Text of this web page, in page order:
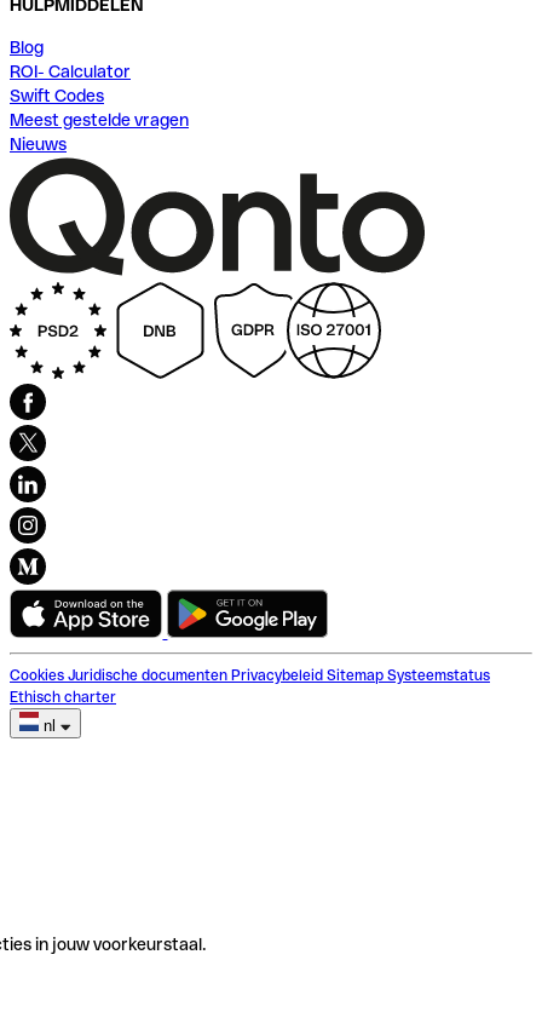
HULPMIDDELEN
Blog
ROI- Calculator
Swift Codes
Meest gestelde vragen
Nieuws
Cookies Juridische documenten Privacybeleid Sitemap Systeemstatus
Ethisch charter
nl
in jouw voorkeurstaal.